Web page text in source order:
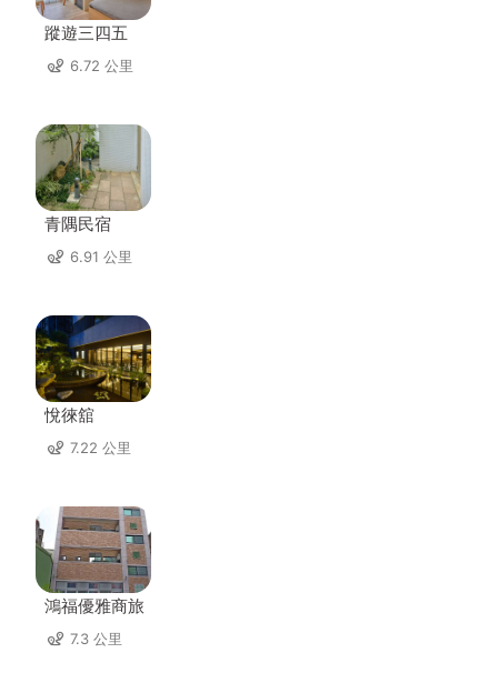
蹤遊三四五
6.72 公里
青隅民宿
6.91 公里
悅徠舘
7.22 公里
鴻福優雅商旅
7.3 公里